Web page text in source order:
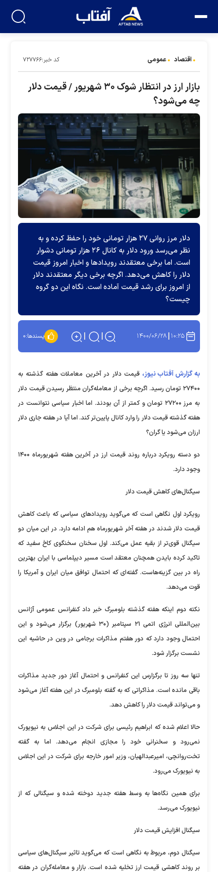
اقتصاد عمومی کد خبر:۷۲۷۷۶۶
بازار ارز در انتظار شوک ۳۰ شهریور / قیمت دلار
چه می‌شود؟
دلار مرز روانی ۲۷ هزار تومانی خود را حفظ کرده و به
نظر می‌رسد ورود دلار به کانال ۲۶ هزار تومانی دشوار
است. اما برخی معتقدند رویدادها و اخبار امروز قیمت
دلار را کاهش می‌دهد. اگرچه برخی دیگر معتقدند دلار
از امروز برای رشد قیمت آماده است. نگاه این دو گروه
چیست؟
۱۰:۲۵ ۱۴۰۰/۰۶/۲۸ پسندها:۰
به گزارش آفتاب نیوز، قیمت دلار در آخرین معاملات هفته گذشته به
۲۷۴۰۰ تومان رسید. اگرچه برخی از معامله‌گران منتظر رسیدن قیمت دلار
به مرز ۲۷۲۰۰ تومان و کمتر از آن بودند. اما اخبار سیاسی نتوانست در
هفته گذشته قیمت دلار را وارد کانال پایین‌تر کند. اما آیا در هفته جاری دلار
ارزان می‌شود یا گران؟
دو دسته رویکرد درباره روند قیمت ارز در آخرین هفته شهریورماه ۱۴۰۰
وجود دارد.
سیگنال‌های کاهش قیمت دلار
رویکرد اول نگاهی است که می‌گوید رویدادهای سیاسی که باعث کاهش
قیمت دلار شدند در هفته آخر شهریورماه هم ادامه دارد. در این میان دو
سیگنال قوی‌تر از بقیه عمل می‌کند. اول سخنان سخنگوی کاخ سفید که
تاکید کرده بایدن همچنان معتقد است مسیر دیپلماسی با ایران بهترین
راه در بین گزینه‌هاست. گفته‌ای که احتمال توافق میان ایران و آمریکا را
قوت می‌دهد.
نکته دوم اینکه هفته گذشته بلومبرگ خبر داد کنفرانس عمومی آژانس
بین‌المللی انرژی اتمی ۲۱ سپتامبر (۳۰ شهریور) برگزار می‌شود و این
احتمال وجود دارد که دور هفتم مذاکرات برجامی در وین در حاشیه این
نشست برگزار شود.
تنها سه روز تا برگزارس این کنفرانس و احتمال آغاز دور جدید مذاکرات
باقی مانده است. مذاکراتی که به گفته بلومبرگ در این هفته آغاز می‌شود
و می‌تواند قیمت دلار را کاهش دهد.
حالا اعلام شده که ابراهیم رئیسی برای شرکت در این اجلاس به نیویورک
نمی‌رود و سخنرانی خود را مجازی انجام می‌دهد. اما به گفته
تخت‌روانچی، امیرعبدالهیان، وزیر امور خارجه برای شرکت در این اجلاس
به نیویورک می‌رود.
برای همین نگاه‌ها به وسط هفته جدید دوخته شده و سیگنالی که از
نیویورک می‌رسد.
سیگنال افزایش قیمت دلار
سیگنال دوم، مربوط به نگاهی است که می‌گوید تاثیر سیگنال‌های سیاسی
بر روند کاهشی قیمت ارز تخلیه شده است. بازار و معامله‌گران در هفته